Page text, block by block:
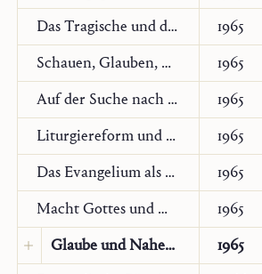
Das Tragische und der christliche Glaube
1965
Schauen, Glauben, Essen
1965
Auf der Suche nach dem christlichen Standort
1965
Liturgiereform und Zukunft der Kirche
1965
Das Evangelium als Norm und Kritik aller Spiritualität in der Kirche
1965
Macht Gottes und menschliche Freiheit
1965
Glaube und Naherwartung
1965